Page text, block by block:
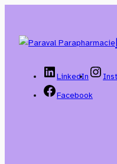
LinkedIn
Facebook